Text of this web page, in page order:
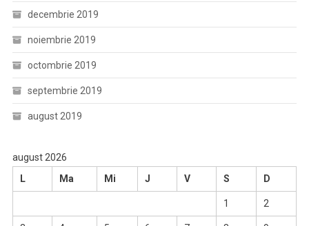
decembrie 2019
noiembrie 2019
octombrie 2019
septembrie 2019
august 2019
august 2026
L
Ma Mi J V S D
1 2